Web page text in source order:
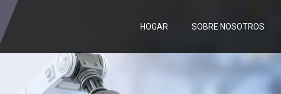
HOGAR SOBRE NOSOTROS